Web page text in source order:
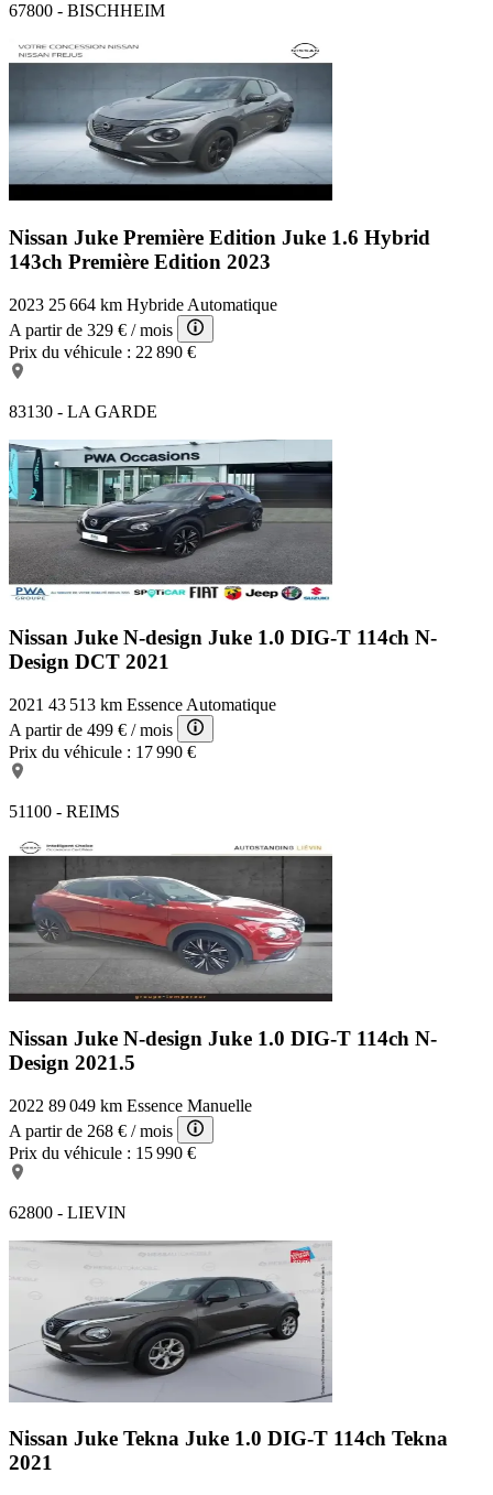
67800 - BISCHHEIM
Nissan Juke Première Edition Juke 1.6 Hybrid
143ch Première Edition 2023
2023 25 664 km Hybride Automatique
A partir de 329 € / mois
Prix du véhicule : 22 890 €
83130 - LA GARDE
Nissan Juke N-design Juke 1.0 DIG-T 114ch N-
Design DCT 2021
2021 43 513 km Essence Automatique
A partir de 499 € / mois
Prix du véhicule : 17 990 €
51100 - REIMS
Nissan Juke N-design Juke 1.0 DIG-T 114ch N-
Design 2021.5
2022 89 049 km Essence Manuelle
A partir de 268 € / mois
Prix du véhicule : 15 990 €
62800 - LIEVIN
Nissan Juke Tekna Juke 1.0 DIG-T 114ch Tekna
2021